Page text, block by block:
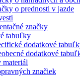
o prednosti v jazde
značky
tabuľky
dodatkové
dodatkové
materiál
značiek